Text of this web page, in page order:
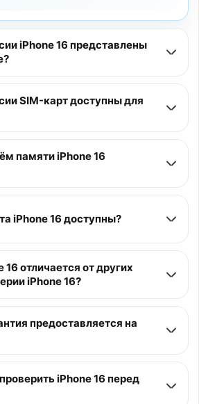
iPhone 16 представлены
SIM-карт доступны для
памяти iPhone 16
iPhone 16 доступны?
16 отличается от других
iPhone 16?
предоставляется на
iPhone 16 перед